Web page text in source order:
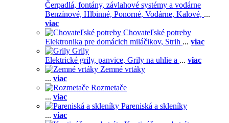
Čerpadlá, fontány, závlahové systémy a vodárne
Benzínové, Hlbinné, Ponorné, Vodárne, Kalové, ...
viac
Chovateľské potreby
Elektronika pre domácich miláčikov, Strih ... viac
Grily
Elektrické grily, panvice, Grily na uhlie a ... viac
Zemné vrtáky
... viac
Rozmetače
... viac
Pareniská a skleníky
... viac